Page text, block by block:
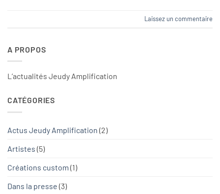
Laissez un commentaire
A PROPOS
L’actualités Jeudy Amplification
CATÉGORIES
Actus Jeudy Amplification (2)
Artistes (5)
Créations custom (1)
Dans la presse (3)